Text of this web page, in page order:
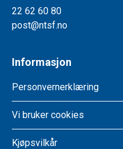
22 62 60 80
post@ntsf.no
Informasjon
Personvernerklæring
Vi bruker cookies
Kjøpsvilkår